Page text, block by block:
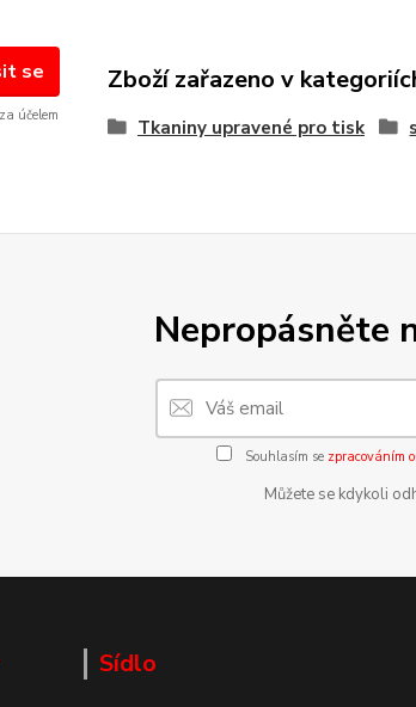
se
za účelem
Zboží zařazeno v
Tkaniny upravené pro tisk
Nepropásněte
Souhlasím se zpracováním
Můžete se kdykoli
Sídlo